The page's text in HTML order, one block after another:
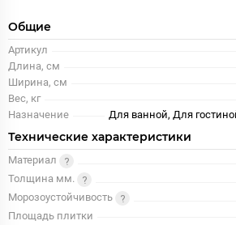
Общие
Артикул
Длина, см
Ширина, см
Вес, кг
Назначение
Для ванной, Для
Технические характеристики
Материал
Толщина мм.
Морозоустойчивость
Площадь плитки